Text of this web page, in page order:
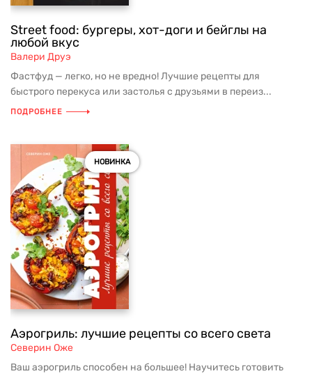
Street food: бургеры, хот-доги и бейглы на
любой вкус
Валери Друэ
Фастфуд — легко, но не вредно! Лучшие рецепты для
быстрого перекуса или застолья с друзьями в переиз...
ПОДРОБНЕЕ
НОВИНКА
Аэрогриль: лучшие рецепты со всего света
Северин Оже
Ваш аэрогриль способен на большее! Научитесь готовить